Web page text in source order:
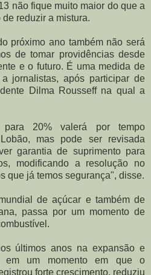
não fique muito maior do que a
reduzir a mistura.
próximo ano também não será
de tomar providências desde
e o futuro. É uma medida de
jornalistas, após participar de
Dilma Rousseff na qual a
20% valerá por tempo
mas pode ser revisada
garantia de suprimento para
modificando a resolução no
que já temos segurança", disse.
de açúcar e também de
passa por um momento de
últimos anos na expansão e
em um momento em que o
forte crescimento, reduziu